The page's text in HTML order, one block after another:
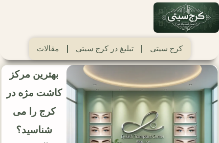
کرج سیتی تبلیغ در کرج سیتی مقالات
بهترین مرکز
کاشت مژه در
کرج را می
شناسید؟